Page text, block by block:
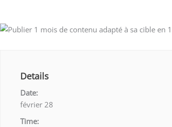
Details
Date:
février 28
Time: